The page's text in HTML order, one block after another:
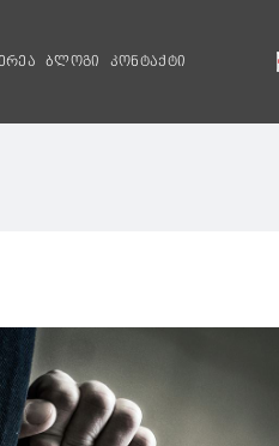
ბლოგი კონტაქტი